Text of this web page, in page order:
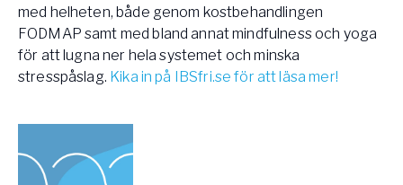
med helheten, både genom kostbehandlingen
FODMAP samt med bland annat mindfulness och yoga
för att lugna ner hela systemet och minska
stresspåslag. Kika in på IBSfri.se för att läsa mer! ​